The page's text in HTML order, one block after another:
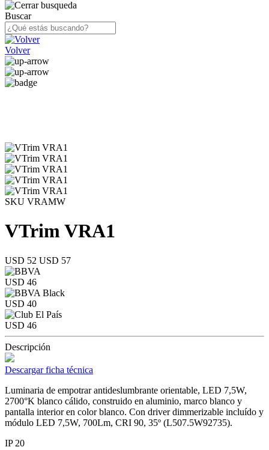
Buscar
Volver
SKU VRAMW
VTrim VRA1
USD 52 USD 57
USD 46
USD 40
USD 46
Descripción
Descargar ficha técnica
Luminaria de empotrar antideslumbrante orientable, LED 7,5W,
2700°K blanco cálido, construido en aluminio, marco blanco y
pantalla interior en color blanco. Con driver dimmerizable incluído y
módulo LED 7,5W, 700Lm, CRI 90, 35º (L507.5W92735).
IP 20